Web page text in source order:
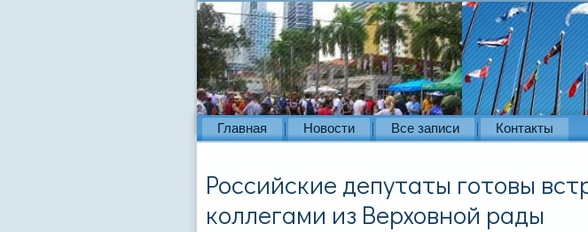
Главная Новости Все записи Контакты
Российские депутаты готовы
коллегами из Верховной рады